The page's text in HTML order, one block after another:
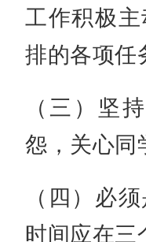
工作积极
排的各项任
（三）坚
怨，关心同
（四）必
时间应在三